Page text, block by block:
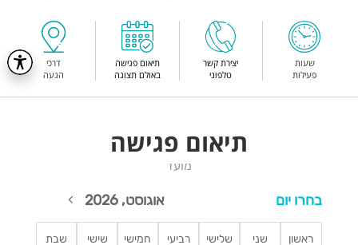
שעות
פעילות
יצירת קשר
טלפוני
תיאום פגישה
באולם תצוגה
דרכי
הגעה
תיאום פגישה